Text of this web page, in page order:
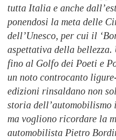
tutta Italia e anche
ponendosi la meta delle
dell’Unesco, per cui il
aspettativa della
fino al Golfo dei Poeti e
un noto controcanto
edizioni rinsaldano non
storia
ma vogliono ricordare la
automobilista Pietro